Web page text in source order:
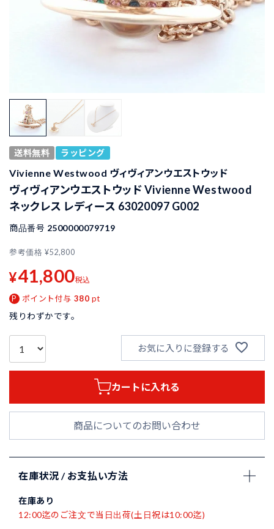
送料無料 ラッピング
Vivienne Westwood ヴィヴィアンウエストウッド
ヴィヴィアンウエストウッド Vivienne Westwood
ネックレス レディース 63020097 G002
商品番号 2500000079719
参考価格 ¥52,800
¥41,800税込
ポイント付与 380 pt
残りわずかです。
お気に入りに登録する
カートに入れる
商品についてのお問い合わせ
在庫状況 / お支払い方法
在庫あり
12:00迄のご注文で当日出荷(土日祝は10:00迄)